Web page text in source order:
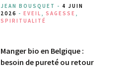
JEAN BOUSQUET - 4 JUIN
2026 - EVEIL , SAGESSE ,
SPIRITUALITÉ
Manger bio en Belgique :
besoin de pureté ou retour